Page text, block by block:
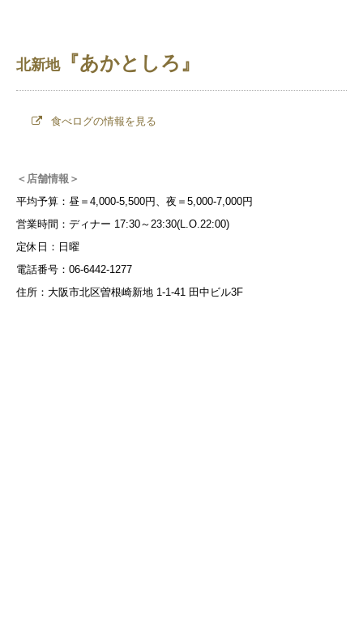
北新地『あかとしろ』
食べログの情報を見る
＜店舗情報＞
平均予算：昼＝4,000-5,500円、夜＝5,000-7,000円
営業時間：ディナー 17:30～23:30(L.O.22:00)
定休日：日曜
電話番号：06-6442-1277
住所：大阪市北区曽根崎新地 1-1-41 田中ビル3F